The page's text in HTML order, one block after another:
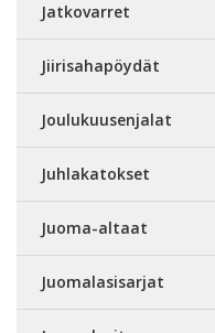
Jatkovarret
Jiirisahapöydät
Joulukuusenjalat
Juhlakatokset
Juoma-altaat
Juomalasisarjat